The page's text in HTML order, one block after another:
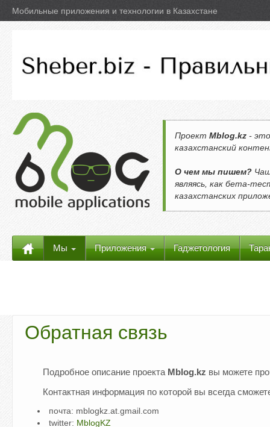
Мобильные приложения и технологии в Казахстане
Проект Mblog.kz -
казахстанский
О чем мы пишем?
являясь, как бета-
казахстанских
Мы Приложения Гаджетология
Обратная связь
Подробное описание проекта Mblog.kz вы можете
Контактная информация по которой вы всегда
почта: mblogkz.at.gmail.com
twitter: MblogKZ